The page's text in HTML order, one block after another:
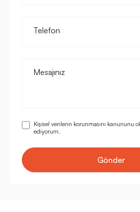
Telefon
Mesajınız
Kişisel verilerin korunmasını kanununu
ediyorum.
Gönder